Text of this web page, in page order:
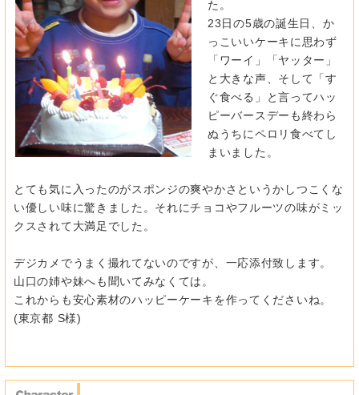
た。
23日の5歳の誕生日、か
っこいいケーキに思わず
「ワーイ」「ヤッター」
と大きな声、そして「す
ぐ食べる」と言ってハッ
ピーバースデーも終わら
ぬうちにペロリ食べてし
まいました。
とても気に入ったのがスポンジの爽やかさというかしつこくな
い優しい味に驚きました。それにチョコやフルーツの味がミッ
クスされて大満足でした。
デジカメでうまく撮れてないのですが、一応添付致します。
山口の姉や妹へも聞いてみなくては。
これからも安心素材のハッピーケーキを作ってくださいね。
(東京都 S様)